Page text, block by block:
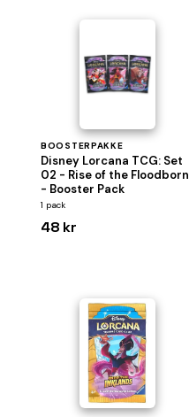
BOOSTERPAKKE
Disney Lorcana TCG: Set
02 - Rise of the Floodborn
- Booster Pack
1 pack
48 kr